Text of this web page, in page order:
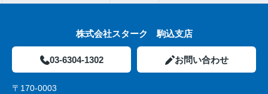
株式会社スターク 駒込支店
03-6304-1302 お問い合わせ
〒170-0003